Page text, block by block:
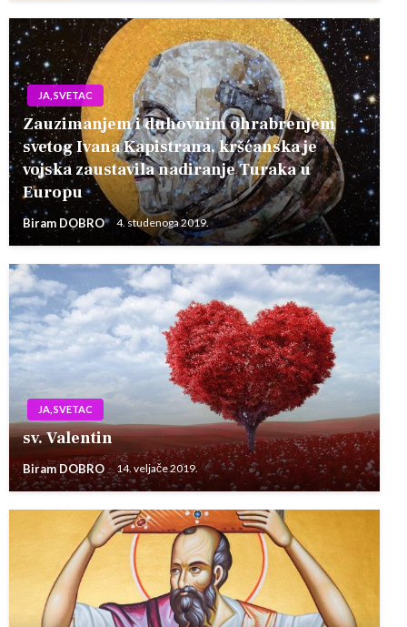
JA, SVETAC
Zauzimanjem i duhovnim ohrabrenjem
svetog Ivana Kapistrana, kršćanska je
vojska zaustavila nadiranje Turaka u
Europu
Biram DOBRO 4. studenoga 2019.
JA, SVETAC
sv. Valentin
Biram DOBRO 14. veljače 2019.